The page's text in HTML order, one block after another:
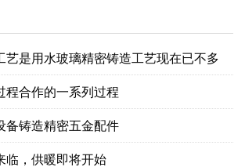
艺是用水玻璃精密铸造工艺现在已不多
程合作的一系列过程
备铸造精密五金配件
临，供暖即将开始